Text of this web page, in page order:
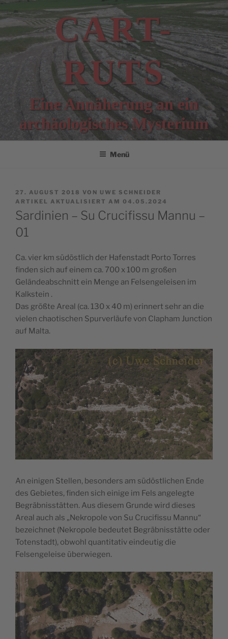
Zum
Inhalt
springen
CART-
RUTS
Eine Annäherung an ein
archäologisches Mysterium
Menü
VERÖFFENTLICHT
AM
27. AUGUST 2018 VON UWE SCHNEIDER
ARTIKEL AKTUALISIERT AM 04.05.2024
Sardinien – Su Crucifissu Mannu –
01
Ca. vier km südöstlich der Hafenstadt Porto Torres
finden sich auf einem ca. 700 x 100 m großen
Geländeabschnitt ein Menge an Felsengeleisen im
Kalkstein .
Das größte Areal (ca. 130 x 40 m) erinnert sehr an die
vielen chaotischen Spurverläufe von Clapham Junction
auf Malta.
An einigen Stellen, besonders am südöstlichen Ende
des Gebietes, finden sich einige im Fels angelegte
Begräbnisstätten. Aus diesem Grunde wird dieses
Areal auch als „Nekropole von Su Crucifissu Mannu“
bezeichnet (Nekropole bedeutet Begräbnisstätte oder
Totenstadt), obwohl quantitativ eindeutig die
Felsengeleise überwiegen.